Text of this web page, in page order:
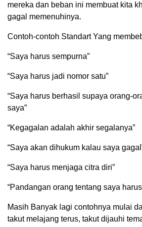
mereka dan beban ini membuat kita
gagal memenuhinya.
Contoh-contoh Standart Yang
“Saya harus sempurna”
“Saya harus jadi nomor satu”
“Saya harus berhasil supaya orang-
saya”
“Kegagalan adalah akhir segalanya”
“Saya akan dihukum kalau saya
“Saya harus menjaga citra diri”
“Pandangan orang tentang saya
Masih Banyak lagi contohnya mulai
takut melajang terus, takut dijauhi